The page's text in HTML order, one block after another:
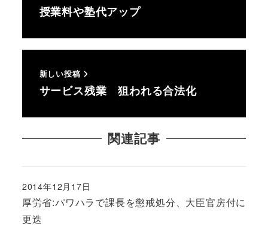
授業料や塾代アップ
新しい投稿
サービス残業 狙われる合法化
関連記事
厚労省:パワハラで課長を懲戒処分、大臣官房付に
更迭
投稿日
2014年12月17日